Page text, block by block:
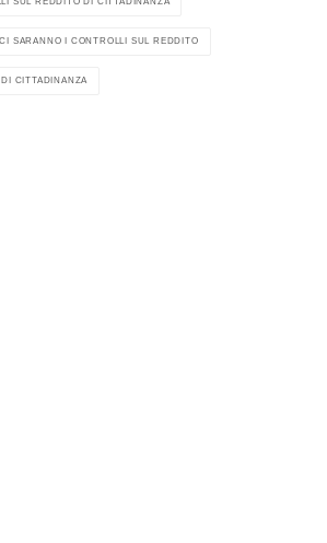
SARANNO I CONTROLLI SUL REDDITO
CITTADINANZA